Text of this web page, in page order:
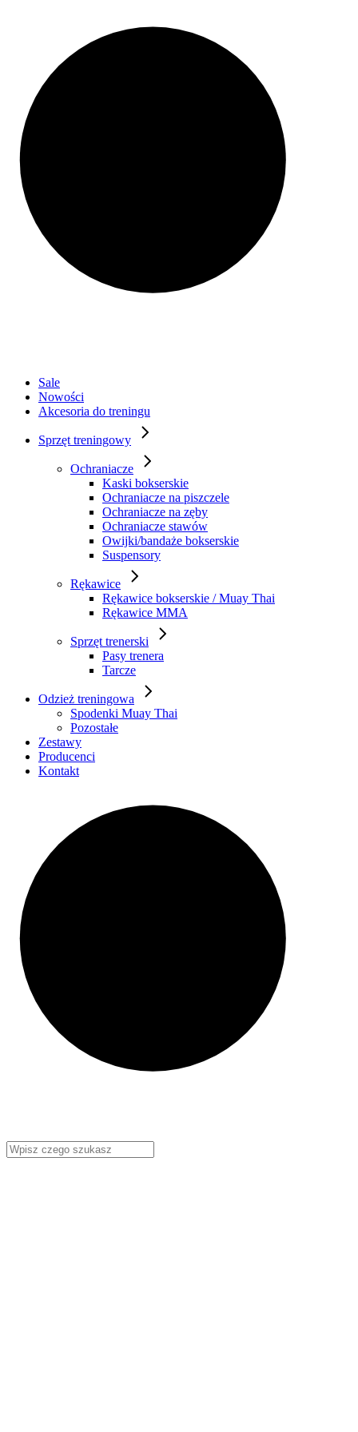
Sale
Nowości
Akcesoria do treningu
Sprzęt treningowy
Ochraniacze
Kaski bokserskie
Ochraniacze na piszczele
Ochraniacze na zęby
Ochraniacze stawów
Owijki/bandaże bokserskie
Suspensory
Rękawice
Rękawice bokserskie / Muay Thai
Rękawice MMA
Sprzęt trenerski
Pasy trenera
Tarcze
Odzież treningowa
Spodenki Muay Thai
Pozostałe
Zestawy
Producenci
Kontakt